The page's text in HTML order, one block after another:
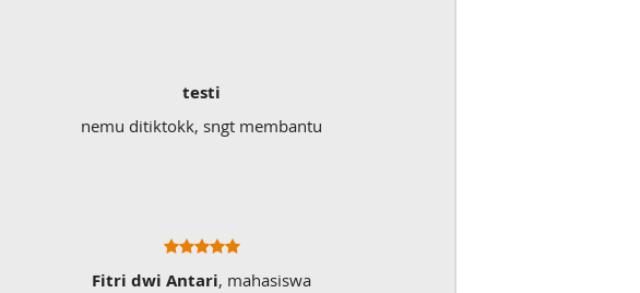
testi
nemu ditiktokk, sngt membantu
Fitri dwi Antari, mahasiswa